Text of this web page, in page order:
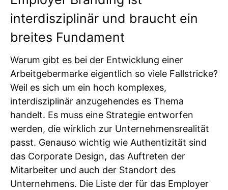
interdisziplinär und braucht ein
breites Fundament
Warum gibt es bei der Entwicklung einer
Arbeitgebermarke eigentlich so viele Fallstricke?
Weil es sich um ein hoch komplexes,
interdisziplinär anzugehendes es Thema
handelt. Es muss eine Strategie entworfen
werden, die wirklich zur Unternehmensrealität
passt. Genauso wichtig wie Authentizität sind
das Corporate Design, das Auftreten der
Mitarbeiter und auch der Standort des
Unternehmens. Die Liste der für das Employer